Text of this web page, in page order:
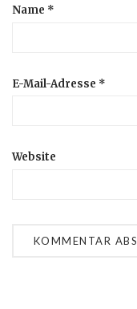
Name *
E-Mail-Adresse *
Website